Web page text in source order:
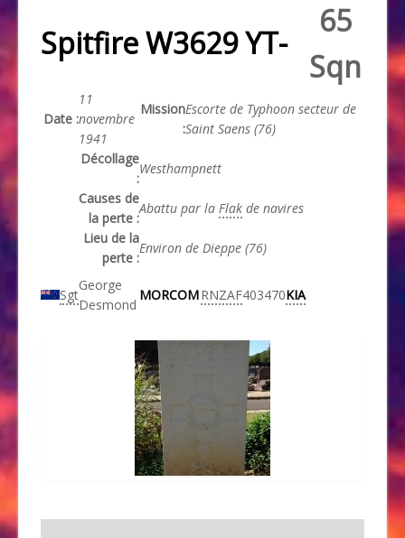
Spitfire W3629 YT-
65
Sqn
Date :
11
novembre
1941
Mission
:
Escorte de Typhoon secteur de
Saint Saens (76)
Décollage
:
Westhampnett
Causes de
la perte :
Abattu par la Flak de navires
Lieu de la
perte :
Environ de Dieppe (76)
Sgt
George
Desmond
MORCOMRNZAF403470KIA